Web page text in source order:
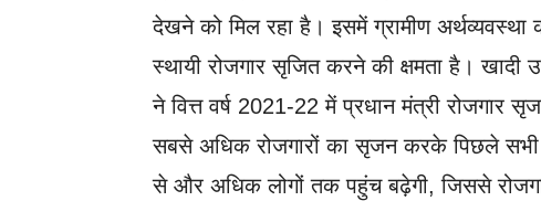
देखने को मिल रहा है। इसमें ग्रामीण
स्थायी रोजगार सृजित करने की क्षमता है। खादी
ने वित्त वर्ष 2021-22 में प्रधान मंत्री
सबसे अधिक रोजगारों का सृजन करके पिछले सभी
से और अधिक लोगों तक पहुंच बढ़ेगी, जिससे